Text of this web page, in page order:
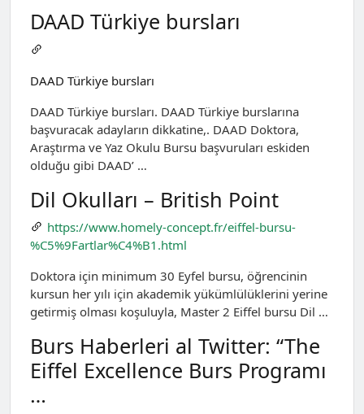
DAAD Türkiye bursları
DAAD Türkiye bursları
DAAD Türkiye bursları. DAAD Türkiye burslarına
başvuracak adayların dikkatine,. DAAD Doktora,
Araştırma ve Yaz Okulu Bursu başvuruları eskiden
olduğu gibi DAAD’ …
Dil Okulları – British Point
https://www.homely-concept.fr/eiffel-bursu-
%C5%9Fartlar%C4%B1.html
Doktora için minimum 30 Eyfel bursu, öğrencinin
kursun her yılı için akademik yükümlülüklerini yerine
getirmiş olması koşuluyla, Master 2 Eiffel bursu Dil …
Burs Haberleri al Twitter: “The
Eiffel Excellence Burs Programı
…